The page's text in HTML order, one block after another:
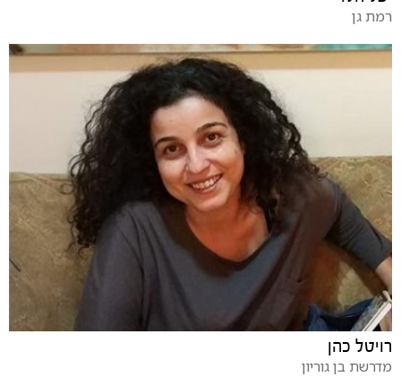
רמת גן
רויטל כהן
מדרשת בן גוריון